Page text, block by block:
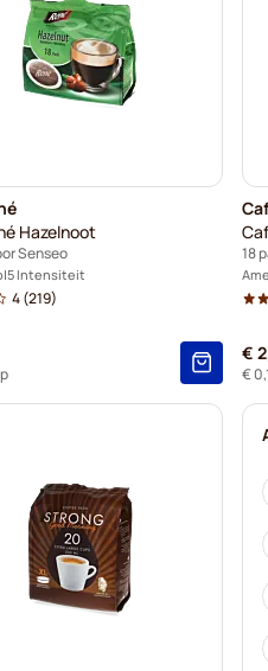
Hazelnoot
Senseo
5 Intensiteit
4(219)
18
€
€